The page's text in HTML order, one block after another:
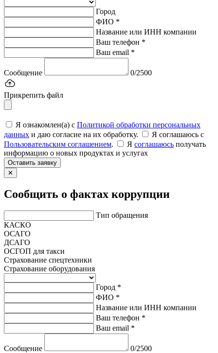
Город
ФИО *
Название или ИНН компании
Ваш телефон *
Ваш email *
Сообщение 0/2500
Прикрепить файл
Я ознакомлен(а) с Политикой обработки персональных
данных и даю согласие на их обработку.
Я соглашаюсь c
Пользовательским соглашением. Я соглашаюсь получать
информацию о новых продуктах и услугах
Оставить заявку
✕
Сообщить о фактах коррупции
Тип обращения
КАСКО
ОСАГО
ДСАГО
ОСГОП для такси
Страхование спецтехники
Страхование оборудования
Город *
ФИО *
Название или ИНН компании
Ваш телефон *
Ваш email *
Сообщение 0/2500